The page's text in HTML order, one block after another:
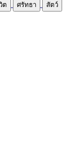
ต ศรัทธา
สัตว์